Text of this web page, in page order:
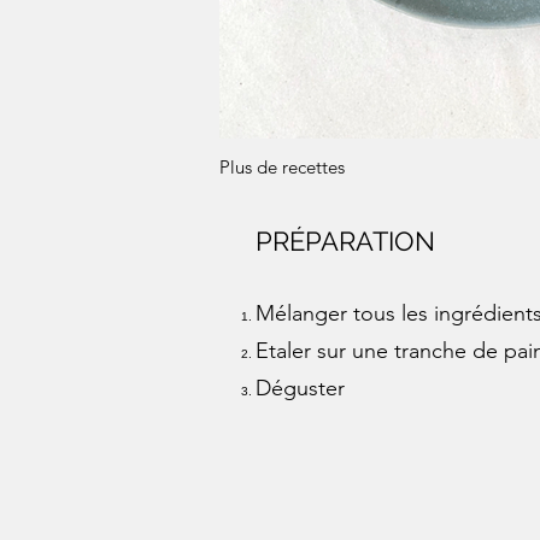
Plus de recettes
PRÉPARATION
Mélanger tous les
Etaler sur une tranche de
Déguster